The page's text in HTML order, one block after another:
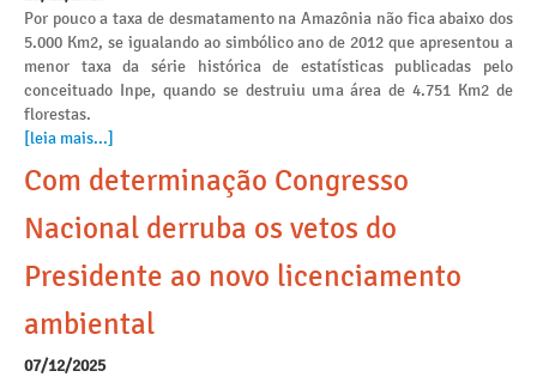
Por pouco a taxa de desmatamento na Amazônia não fica abaixo dos
5.000 Km2, se igualando ao simbólico ano de 2012 que apresentou a
menor taxa da série histórica de estatísticas publicadas pelo
conceituado Inpe, quando se destruiu uma área de 4.751 Km2 de
florestas.
[leia mais...]
Com determinação Congresso
Nacional derruba os vetos do
Presidente ao novo licenciamento
ambiental
07/12/2025